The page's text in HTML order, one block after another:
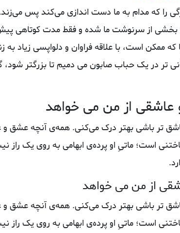
را که مدام به ما دست‌ اندازی می‌کند پس
بخشی از سرنوشت ما شده و فقط مدت کوتاهی
که ممکن است، با علاقه فراوان و دلواپسی زیاد
تر در یک حباب صابون می‌ دمیم تا بزرگتر شود،
از من می‌ خواهد
تر باشی بهتر درک می‌کنی. همه‌ی آنچه عشق
است؛ ماتیِ او پرده‌ی ابهامی به روی یک راز
از من می‌ خواهد
تر باشی بهتر درک می‌کنی. همه‌ی آنچه عشق
است؛ ماتیِ او پرده‌ی ابهامی به روی یک راز